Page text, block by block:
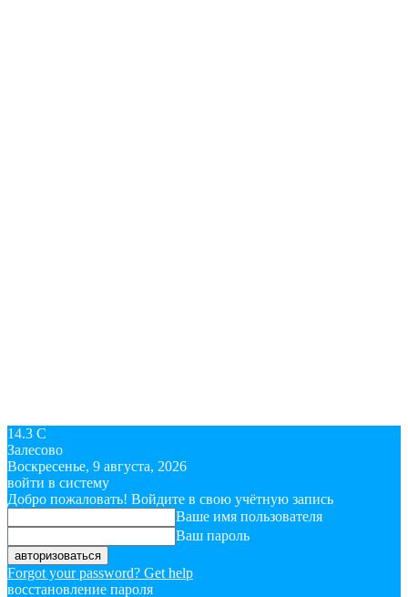
14.3 C
Залесово
Воскресенье, 9 августа, 2026
войти в систему
Добро пожаловать! Войдите в свою учётную запись
Ваше имя пользователя
Ваш пароль
Forgot your password? Get help
восстановление пароля